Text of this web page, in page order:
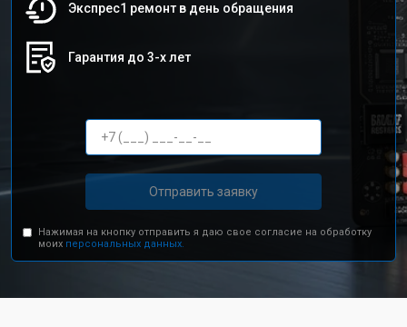
Экспрес1 ремонт в день обращения
Гарантия до 3-х лет
Отправить заявку
Нажимая на кнопку отправить я даю свое согласие на обработку
моих персональных данных.